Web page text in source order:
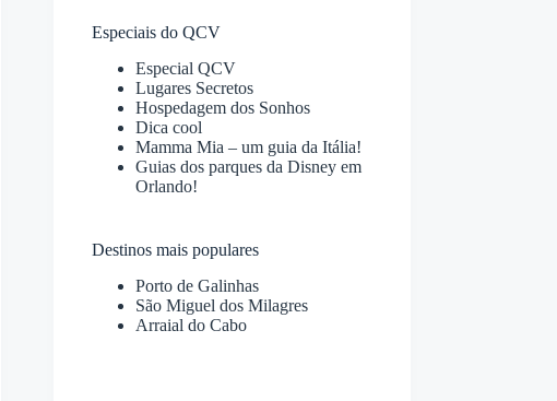
Especiais do QCV
Especial QCV
Lugares Secretos
Hospedagem dos Sonhos
Dica cool
Mamma Mia – um guia da Itália!
Guias dos parques da Disney em
Orlando!
Destinos mais populares
Porto de Galinhas
São Miguel dos Milagres
Arraial do Cabo